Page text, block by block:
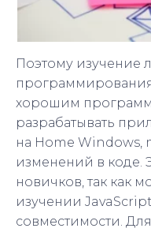
Поэтому изучение
хорошим
разрабатывать
на Home Windows,
изменений в коде.
новичков, так как
изучении
совместимости.